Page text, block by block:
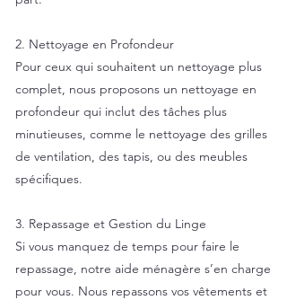
2. Nettoyage en Profondeur
Pour ceux qui souhaitent un nettoyage plus
complet, nous proposons un nettoyage en
profondeur qui inclut des tâches plus
minutieuses, comme le nettoyage des grilles
de ventilation, des tapis, ou des meubles
spécifiques.
3. Repassage et Gestion du Linge
Si vous manquez de temps pour faire le
repassage, notre aide ménagère s’en charge
pour vous. Nous repassons vos vêtements et